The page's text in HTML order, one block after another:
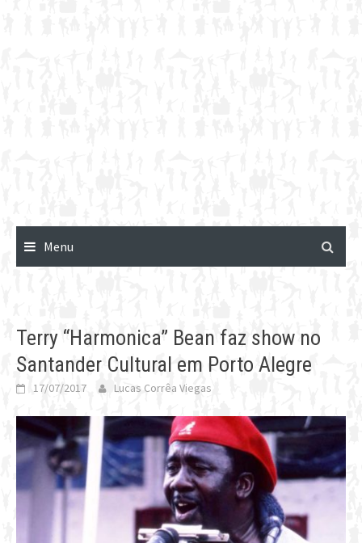
Menu
Terry “Harmonica” Bean faz show no
Santander Cultural em Porto Alegre
17/07/2017 Lucas Corrêa Viegas